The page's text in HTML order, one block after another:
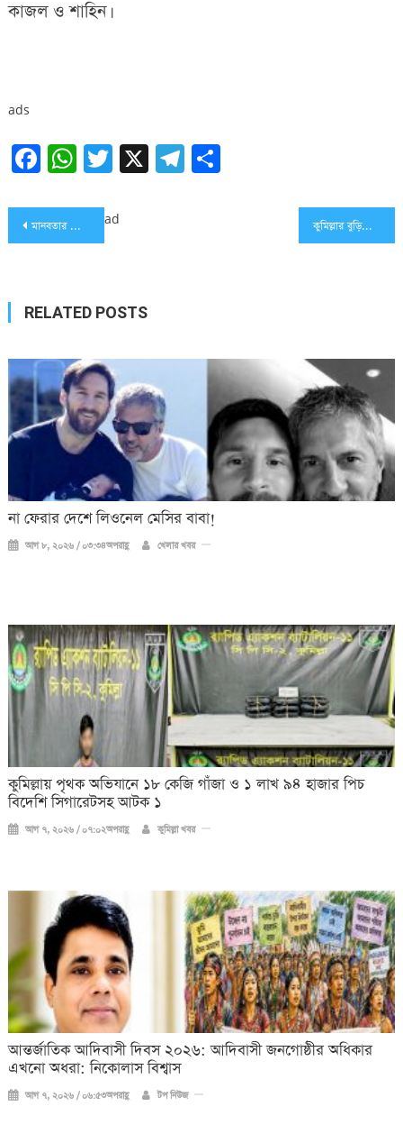
কাজল ও শাহিন।
ads
Facebook
WhatsApp
Twitter
X Telegram
Share
Post
মানবতার শেষ পাতায় সংগঠনের উদ্যোগে এতিমদের খাবার বিতরন কুমিল্লার বুড়িচংয়ে পুলিশের অভিযানে অস্ত্রসহ আটক ৪
ad
RELATED POSTS
না ফেরার দেশে লিওনেল মেসির বাবা!
আগ ৮, ২০২৬ / ০৩:৩৪অপরাহ্ণ খেলার খবর
কুমিল্লায় পৃথক অভিযানে ১৮ কেজি গাঁজা ও ১ লাখ ৯৪ হাজার পিচ
বিদেশি সিগারেটসহ আটক ১
আগ ৭, ২০২৬ / ০৭:০২অপরাহ্ণ কুমিল্লা খবর
আন্তর্জাতিক আদিবাসী দিবস ২০২৬: আদিবাসী জনগোষ্ঠীর অধিকার
এখনো অধরা: নিকোলাস বিশ্বাস
আগ ৭, ২০২৬ / ০৬:৫৩অপরাহ্ণ টপ নিউজ